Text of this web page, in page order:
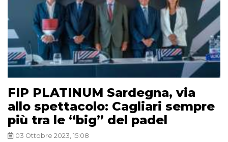
FIP PLATINUM Sardegna, via
allo spettacolo: Cagliari sempre
più tra le “big” del padel
03 Ottobre 2023, 15:08